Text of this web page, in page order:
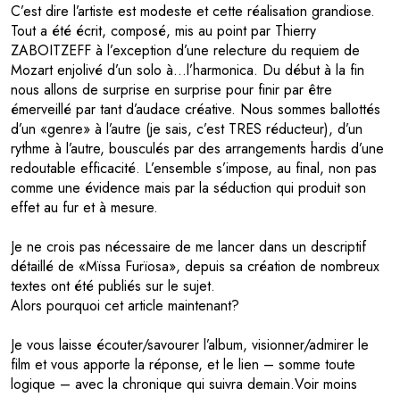
C’est dire l’artiste est modeste et cette réalisation grandiose.
Tout a été écrit, composé, mis au point par Thierry
ZABOITZEFF à l’exception d’une relecture du requiem de
Mozart enjolivé d’un solo à…l’harmonica. Du début à la fin
nous allons de surprise en surprise pour finir par être
émerveillé par tant d’audace créative. Nous sommes ballottés
d’un «genre» à l’autre (je sais, c’est TRES réducteur), d’un
rythme à l’autre, bousculés par des arrangements hardis d’une
redoutable efficacité. L’ensemble s’impose, au final, non pas
comme une évidence mais par la séduction qui produit son
effet au fur et à mesure.
Je ne crois pas nécessaire de me lancer dans un descriptif
détaillé de «Mïssa Furïosa», depuis sa création de nombreux
textes ont été publiés sur le sujet.
Alors pourquoi cet article maintenant?
Je vous laisse écouter/savourer l’album, visionner/admirer le
film et vous apporte la réponse, et le lien – somme toute
logique – avec la chronique qui suivra demain.Voir moins